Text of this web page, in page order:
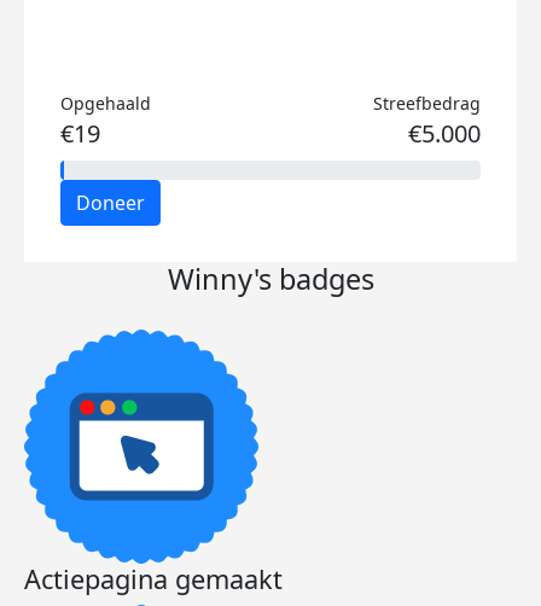
Opgehaald
€19
Streefbedrag
€5.000
Doneer
Winny's badges
Actiepagina gemaakt